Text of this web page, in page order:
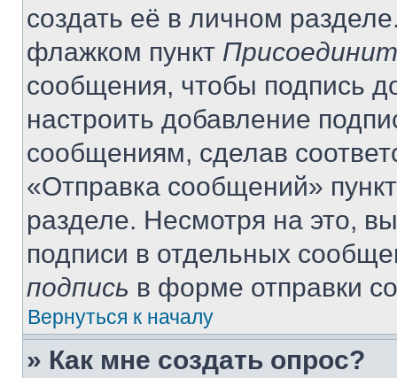
создать её в личном
флажком пункт
сообщения, чтобы подпись
настроить добавление
сообщениям, сделав
«Отправка сообщений»
разделе. Несмотря на это,
подписи в отдельных
подпись в форме отправки
Вернуться к началу
» Как мне создать опрос?